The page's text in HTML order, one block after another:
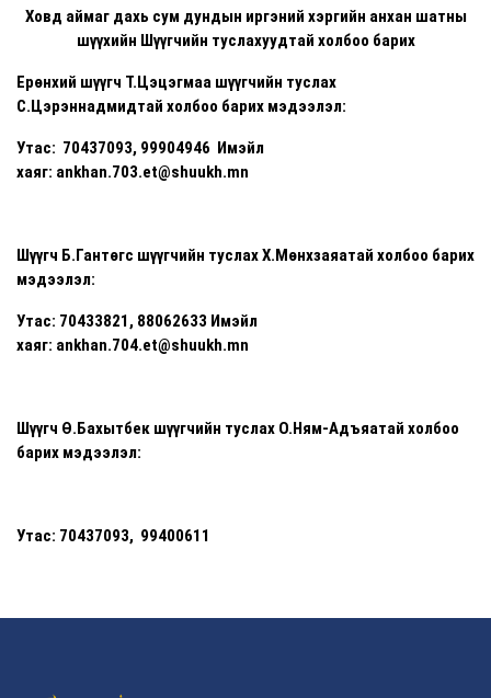
Ховд аймаг дахь сум дундын иргэний хэргийн анхан шатны
шүүхийн Шүүгчийн туслахуудтай холбоо барих
Ерөнхий шүүгч Т.Цэцэгмаа шүүгчийн туслах
С.Цэрэннадмидтай холбоо барих мэдээлэл:
Утас: 70437093, 99904946 Имэйл
хаяг: ankhan.703.et@shuukh.mn
Шүүгч Б.Гантөгс шүүгчийн туслах Х.Мөнхзаяатай холбоо барих
мэдээлэл:
Утас: 70433821, 88062633 Имэйл
хаяг: ankhan.704.et@shuukh.mn
Шүүгч Ө.Бахытбек шүүгчийн туслах О.Ням-Адъяатай холбоо
барих мэдээлэл:
Утас: 70437093, 99400611